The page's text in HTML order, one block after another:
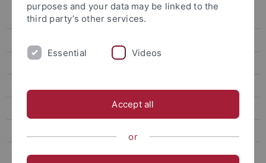
Lehrstühle Bürgerliches Recht
Lehrstühle Strafrecht
Kinzig
purposes and your data may be linked to the
third party’s other services.
Essential Videos
Accept all
or